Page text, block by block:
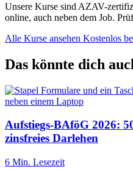
Unsere Kurse sind AZAV-
online, auch neben dem Job.
Alle Kurse ansehen Kostenlos
Das könnte dich
Aufstiegs-BAföG 2026:
zinsfreies Darlehen
6 Min. Lesezeit